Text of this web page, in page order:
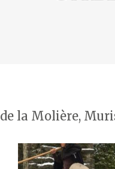
la Molière,